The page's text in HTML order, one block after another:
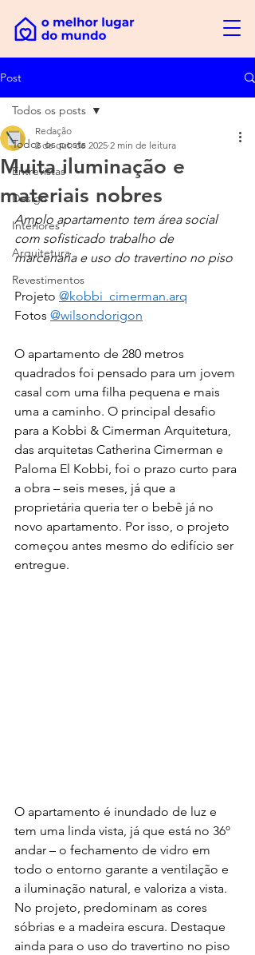
Post
Todos os posts
Entrevistas
Design
Interiores
Arquitetura
Revestimentos
Todos os posts
Muita iluminação e
materiais nobres
Redação
2 de out. de 2025 2 min de leitura
Amplo apartamento tem área social
com sofisticado trabalho de
marcenaria e uso do travertino no piso
Projeto @kobbi_cimerman.arq
Fotos @wilsondorigon
O apartamento de 280 metros
quadrados foi pensado para um jovem
casal com uma filha pequena e mais
uma a caminho. O principal desafio
para a Kobbi & Cimerman Arquitetura,
das arquitetas Catherina Cimerman e
Paloma El Kobbi, foi o prazo curto para
a obra – seis meses, já que a
proprietária queria ter o bebê já no
novo apartamento. Por isso, o projeto
começou antes mesmo do edifício ser
entregue.
O apartamento é inundado de luz e
tem uma linda vista, já que está no 36º
andar – o fechamento de vidro em
todo o entorno garante a ventilação e
a iluminação natural, e valoriza a vista.
No projeto, predominam as cores
sóbrias e a madeira escura. Destaque
ainda para o uso do travertino no piso